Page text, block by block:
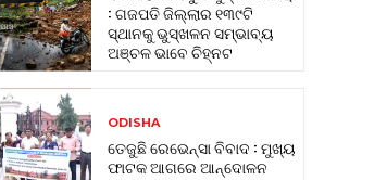
: ଗଜପତି ଜିଲ୍ଲାର ୧୩୯ଟି
ସ୍ଥାନକୁ ଭୁସ୍ଖଳନ ସମ୍ଭାବ୍ୟ
ଅଞ୍ଚଳ ଭାବେ ଚିହ୍ନଟ
ODISHA
ତେଜୁଛି ରେଭେନ୍ସା ବିବାଦ : ମୁଖ୍ୟ
ଫାଟକ ଆଗରେ ଆନ୍ଦୋଳନ